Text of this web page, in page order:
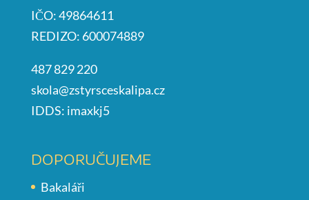
IČO: 49864611
REDIZO: 600074889
487 829 220
skola@zstyrsceskalipa.cz
IDDS: imaxkj5
DOPORUČUJEME
Bakaláři